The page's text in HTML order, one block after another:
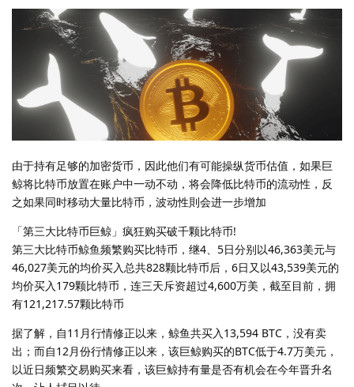
由于持有足够的加密货币，因此他们有可能操纵货币估值，如果巨
鲸将比特币放置在账户中一动不动，将会降低比特币的流动性，反
之如果同时移动大量比特币，波动性則会进一步增加
「第三大比特币巨鲸」疯狂购买破千颗比特币!
第三大比特币鲸鱼频繁购买比特币，继4、5日分别以46,363美元与
46,027美元的均价买入总共828颗比特币后，6日又以43,539美元的
均价买入179颗比特币，连三天斥资超过4,600万美，截至目前，拥
有121,217.57颗比特币
据了解，自11月行情修正以来，鲸鱼共买入13,594 BTC，没有卖
出；而自12月份行情修正以来，该巨鲸购买的BTC低于4.7万美元，
以近日频繁交易购买来看，该巨鲸持有量是否有机会在今年晋升名